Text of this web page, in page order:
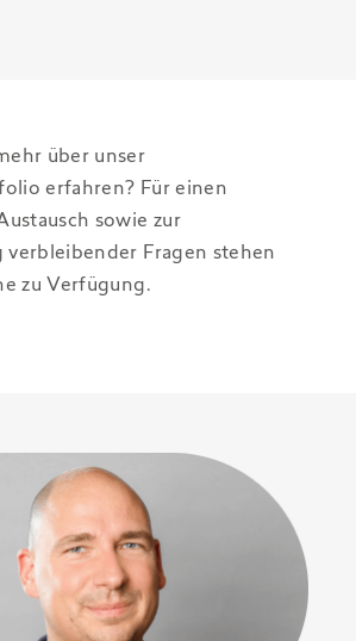
über unser
erfahren? Für einen
sowie zur
Fragen stehen
zu Verfügung.